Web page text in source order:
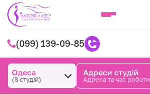
(099) 139-09-85
Одеса
(8 студій)
Адреси студій
Адреса та час роботи